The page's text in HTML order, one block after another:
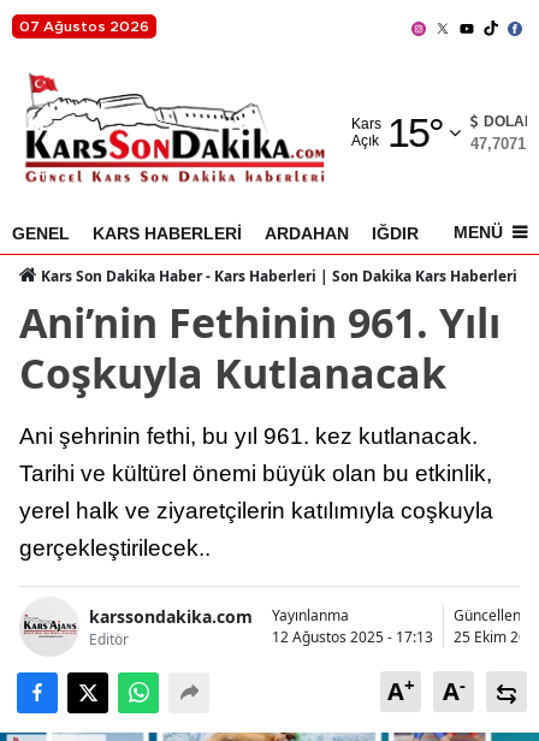
07 Ağustos 2026
Kars
Açık
15°
Adıyaman
Ağrı
Amasya
Ankara
Antalya
Aydın
Balıkesir
Bolu
DOLAR
47,7071
GENEL KARS HABERLERİ ARDAHAN IĞDIR AKYAKA
MENÜ
Kars Son Dakika Haber - Kars Haberleri | Son Dakika Kars Haberleri
Ani’nin Fethinin 961. Yılı
Coşkuyla Kutlanacak
Ani şehrinin fethi, bu yıl 961. kez kutlanacak.
Tarihi ve kültürel önemi büyük olan bu etkinlik,
yerel halk ve ziyaretçilerin katılımıyla coşkuyla
gerçekleştirilecek..
karssondakika.com
Editör
Yayınlanma
12 Ağustos 2025 - 17:13
25 Ekim
A+ A-